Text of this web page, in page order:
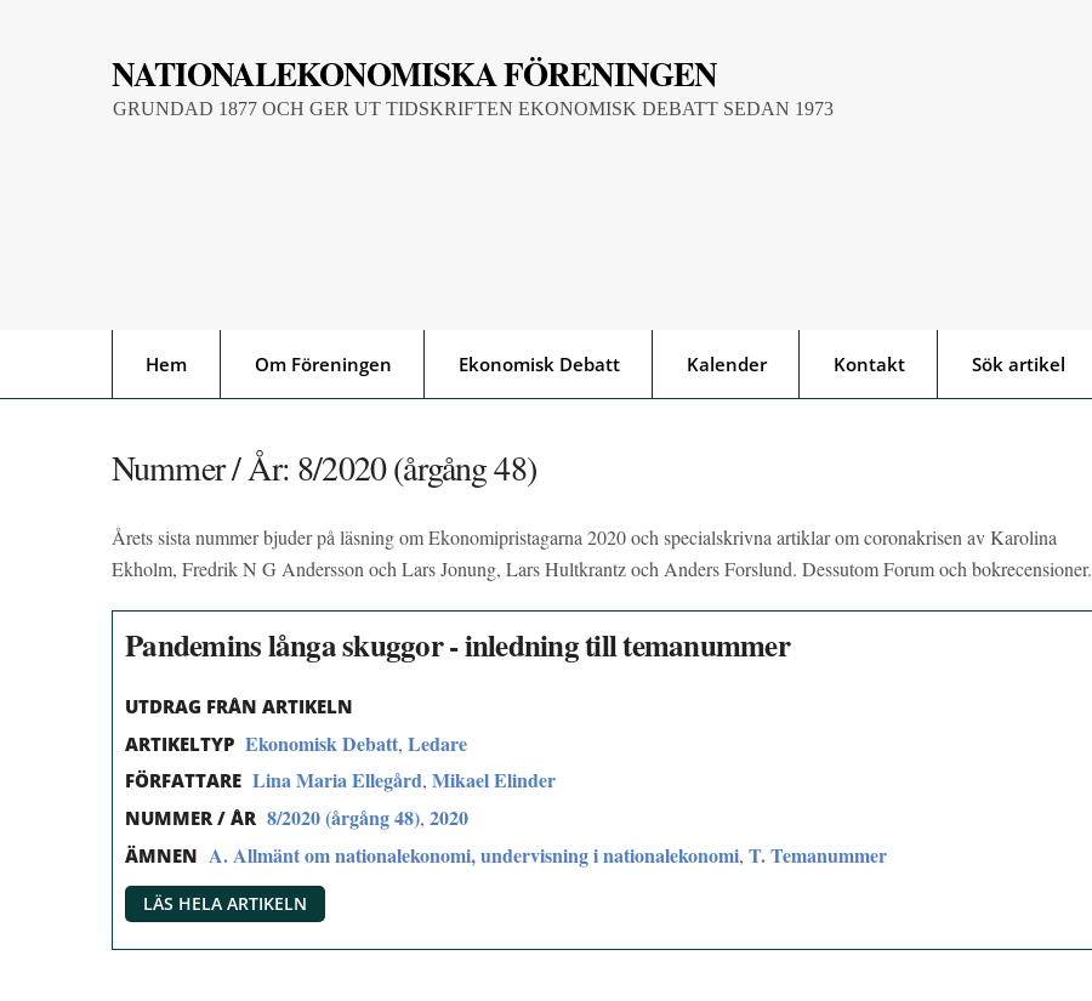
NATIONALEKONOMISKA FÖRENINGEN
GRUNDAD 1877 OCH GER UT TIDSKRIFTEN EKONOMISK DEBATT SEDAN 1973
Hem Om Föreningen Ekonomisk Debatt Kalender Kontakt Sök artikel
Nummer / År: 8/2020 (årgång 48)
Årets sista nummer bjuder på läsning om Ekonomipristagarna 2020 och specialskrivna artiklar om coronakrisen av Karolina
Ekholm, Fredrik N G Andersson och Lars Jonung, Lars Hultkrantz och Anders Forslund. Dessutom Forum och bokrecensioner.
Pandemins långa skuggor - inledning till temanummer
UTDRAG FRÅN ARTIKELN
ARTIKELTYP Ekonomisk Debatt, Ledare
FÖRFATTARE Lina Maria Ellegård, Mikael Elinder
NUMMER / ÅR 8/2020 (årgång 48), 2020
ÄMNEN A. Allmänt om nationalekonomi, undervisning i nationalekonomi, T. Temanummer
LÄS HELA ARTIKELN